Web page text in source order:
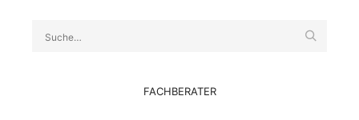
FACHBERATER